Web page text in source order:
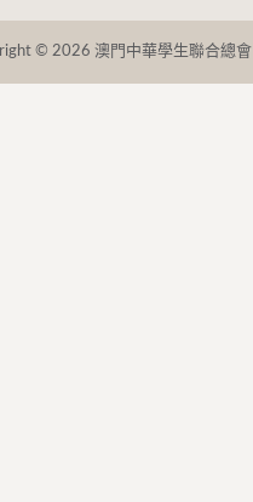
© 2026 澳門中華學生聯合總會